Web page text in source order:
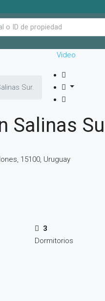
Video
Sur.
Salinas
15100, Uruguay
3
Dormitorios